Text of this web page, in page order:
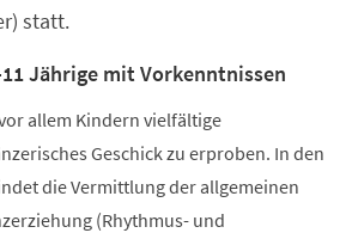
statt.
Jährige mit Vorkenntnissen
allem Kindern vielfältige
Geschick zu erproben. In den
die Vermittlung der allgemeinen
(Rhythmus- und